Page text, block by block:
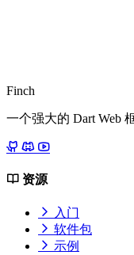
Finch
一个强大的 Dart Web
资源
入门
软件包
示例